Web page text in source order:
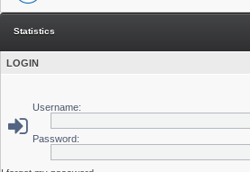
Statistics
LOGIN
Username:
Password: